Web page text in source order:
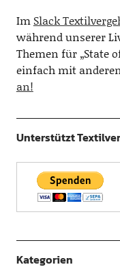
Im Slack
während unserer
Themen für „State
einfach mit
an!
Unterstützt
Kategorien